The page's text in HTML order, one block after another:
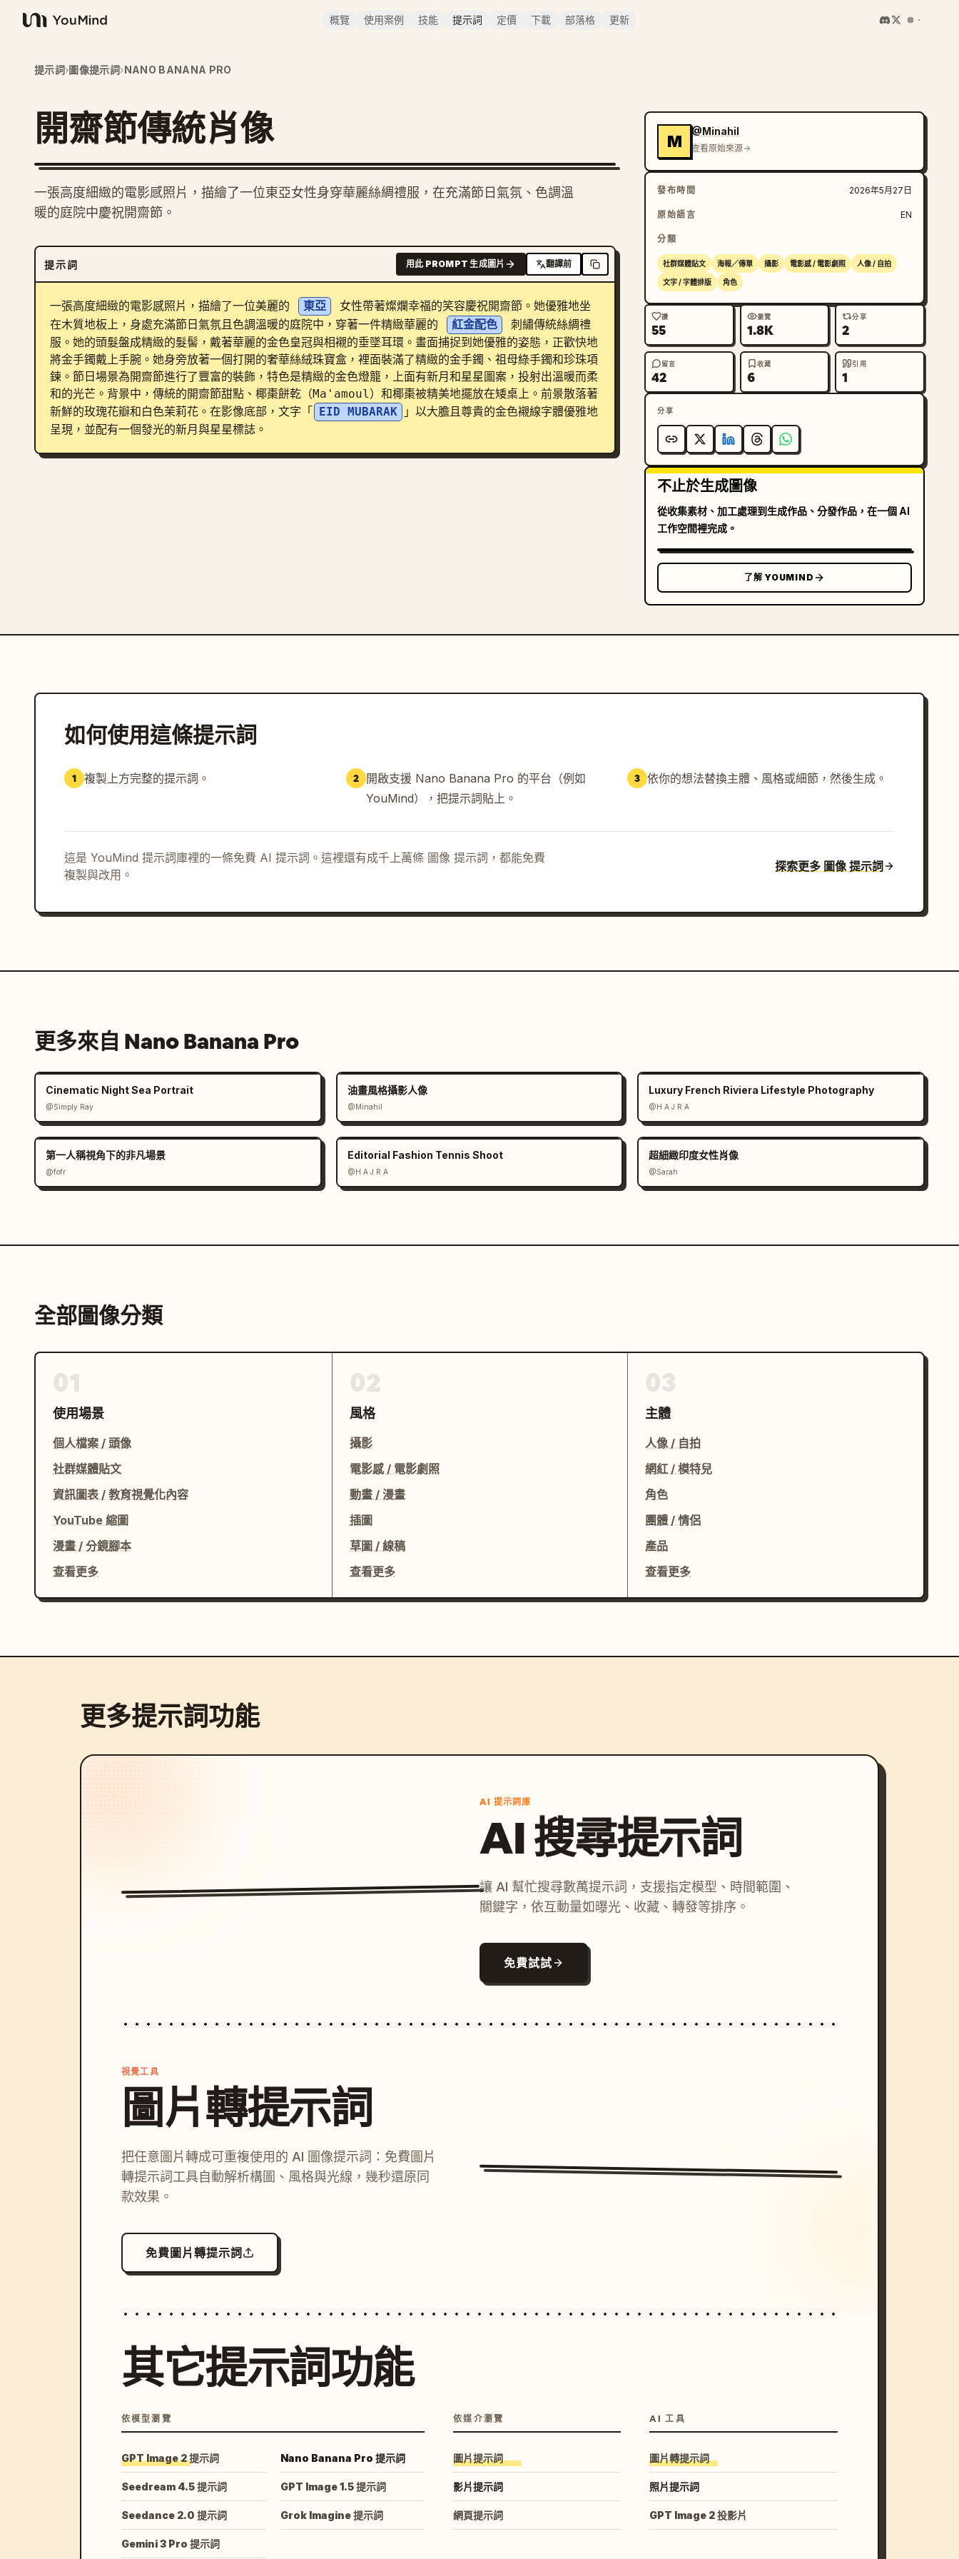
YouMind
概覽 使用案例 技能 提示詞 定價 下載 部落格 更新
提示詞›圖像提示詞›NANO BANANA PRO
開齋節傳統肖像
一張高度細緻的電影感照片，描繪了一位東亞女性身穿華麗絲綢禮服，在充滿節日氣氛、色調溫
暖的庭院中慶祝開齋節。
提示詞 用此 PROMPT 生成圖片 翻譯前
一張高度細緻的電影感照片，描繪了一位美麗的 東亞
女性帶著燦爛幸福的笑容慶祝開齋節。她優雅地坐
在木質地板上，身處充滿節日氣氛且色調溫暖的庭院中，穿著一件精緻華麗的
紅金配色
刺繡傳統絲綢禮
服。她的頭髮盤成精緻的髮髻，戴著華麗的金色皇冠與相襯的垂墜耳環。畫面捕捉到她優雅的姿態，正歡快地
將金手鐲戴上手腕。她身旁放著一個打開的奢華絲絨珠寶盒，裡面裝滿了精緻的金手鐲、祖母綠手鐲和珍珠項
鍊。節日場景為開齋節進行了豐富的裝飾，特色是精緻的金色燈籠，上面有新月和星星圖案，投射出溫暖而柔
和的光芒。背景中，傳統的開齋節甜點、椰棗餅乾（Ma'amoul）和椰棗被精美地擺放在矮桌上。前景散落著
新鮮的玫瑰花瓣和白色茉莉花。在影像底部，文字「 EID MUBARAK
」以大膽且尊貴的金色襯線字體優雅地
呈現，並配有一個發光的新月與星星標誌。
M
@Minahil
查看原始來源
發布時間 2026年5月27日
原始語言 EN
分類
社群媒體貼文 海報／傳單 攝影 電影感 / 電影劇照 人像 / 自拍
文字 / 字體排版 角色
讚
55
瀏覽
1.8K
分享
2
留言
42
收藏
6
引用
1
分享
不止於生成圖像
從收集素材、加工處理到生成作品、分發作品，在一個 AI
工作空間裡完成。
了解 YOUMIND
如何使用這條提示詞
1 複製上方完整的提示詞。 2 開啟支援 Nano Banana Pro 的平台（例如
YouMind），把提示詞貼上。
3 依你的想法替換主體、風格或細節，然後生成。
這是 YouMind 提示詞庫裡的一條免費 AI 提示詞。這裡還有成千上萬條 圖像 提示詞，都能免費
複製與改用。
探索更多 圖像 提示詞
更多來自 Nano Banana Pro
Cinematic Night Sea Portrait
@Simply Ray
油畫風格攝影人像
@Minahil
Luxury French Riviera Lifestyle Photography
@H A J R A
第一人稱視角下的非凡場景
@fofr
Editorial Fashion Tennis Shoot
@H A J R A
超細緻印度女性肖像
@Sarah
全部圖像分類
使用場景
個人檔案 / 頭像
社群媒體貼文
資訊圖表 / 教育視覺化內容
YouTube 縮圖
漫畫 / 分鏡腳本
查看更多
風格
攝影
電影感 / 電影劇照
動畫 / 漫畫
插圖
草圖 / 線稿
查看更多
主體
人像 / 自拍
網紅 / 模特兒
角色
團體 / 情侶
產品
查看更多
更多提示詞功能
AI 提示詞庫
AI 搜尋提示詞
讓 AI 幫忙搜尋數萬提示詞，支援指定模型、時間範圍、
關鍵字，依互動量如曝光、收藏、轉發等排序。
免費試試
視覺工具
圖片轉提示詞
把任意圖片轉成可重複使用的 AI 圖像提示詞：免費圖片
轉提示詞工具自動解析構圖、風格與光線，幾秒還原同
款效果。
免費圖片轉提示詞
其它提示詞功能
依模型瀏覽
GPT Image 2 提示詞 Nano Banana Pro 提示詞
Seedream 4.5 提示詞 GPT Image 1.5 提示詞
Seedance 2.0 提示詞 Grok Imagine 提示詞
Gemini 3 Pro 提示詞
依媒介瀏覽
圖片提示詞
影片提示詞
網頁提示詞
AI 工具
圖片轉提示詞
照片提示詞
GPT Image 2 投影片